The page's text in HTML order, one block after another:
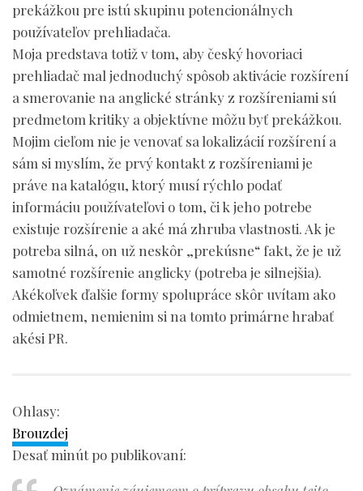
prekážkou pre istú skupinu potencionálnych
používateľov prehliadača.
Moja predstava totiž v tom, aby český hovoriaci
prehliadač mal jednoduchý spôsob aktivácie rozšírení
a smerovanie na anglické stránky z rozšíreniami sú
predmetom kritiky a objektívne môžu byť prekážkou.
Mojim cieľom nie je venovať sa lokalizácií rozšírení a
sám si myslím, že prvý kontakt z rozšíreniami je
práve na katalógu, ktorý musí rýchlo podať
informáciu používateľovi o tom, či k jeho potrebe
existuje rozšírenie a aké má zhruba vlastnosti. Ak je
potreba silná, on už neskôr „prekúsne“ fakt, že je už
samotné rozšírenie anglicky (potreba je silnejšia).
Akékoľvek ďalšie formy spolupráce skôr uvítam ako
odmietnem, nemienim si na tomto primárne hrabať
akési PR.
Ohlasy:
Brouzdej
Desať minút po publikovaní: